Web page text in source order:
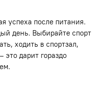
успеха после питания.
день. Выбирайте спорт
ходить в спортзал,
это дарит гораздо